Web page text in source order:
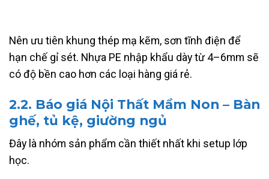
Nên ưu tiên khung thép mạ kẽm, sơn tĩnh điện để
hạn chế gỉ sét. Nhựa PE nhập khẩu dày từ 4–6mm sẽ
có độ bền cao hơn các loại hàng giá rẻ.
2.2. Báo giá Nội Thất Mầm Non – Bàn
ghế, tủ kệ, giường ngủ
Đây là nhóm sản phẩm cần thiết nhất khi setup lớp
học.